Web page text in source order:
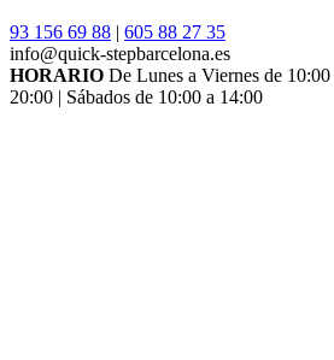
93 156 69 88 | 605 88 27 35
info@quick-stepbarcelona.es
HORARIO De Lunes a Viernes de
20:00 | Sábados de 10:00 a 14:00